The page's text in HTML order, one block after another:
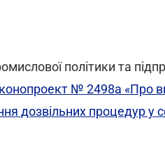
політики та
№ 2498а «Про
дозвільних процедур у